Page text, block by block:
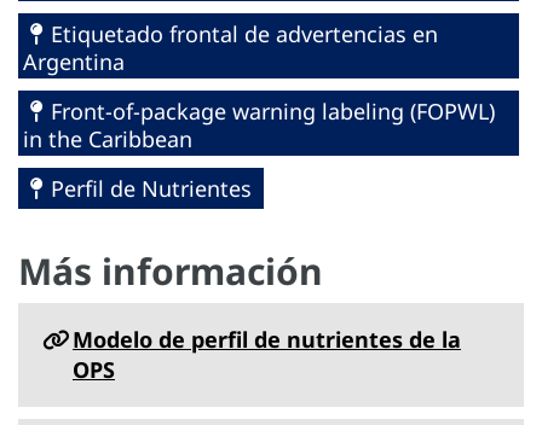
Etiquetado frontal de advertencias en
Argentina
Front-of-package warning labeling (FOPWL)
in the Caribbean
Perfil de Nutrientes
Más información
Modelo de perfil de nutrientes de la
OPS